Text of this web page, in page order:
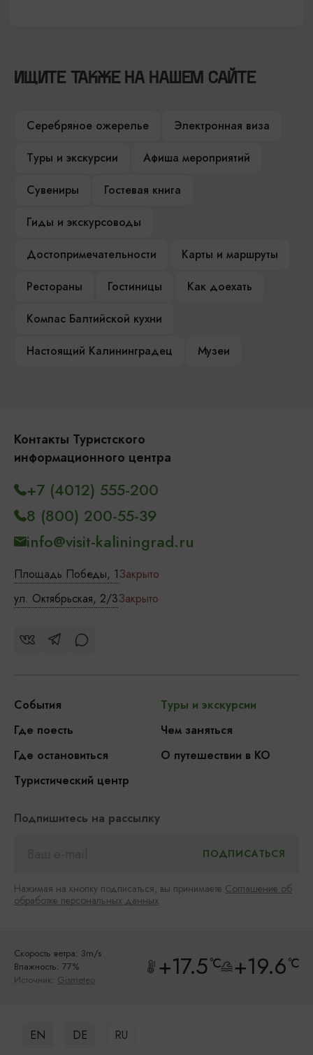
ИЩИТЕ ТАКЖЕ НА НАШЕМ САЙТЕ
Серебряное ожерелье
Электронная виза
Туры и экскурсии
Афиша мероприятий
Сувениры
Гостевая книга
Гиды и экскурсоводы
Достопримечательности
Карты и маршруты
Рестораны
Гостиницы
Как доехать
Компас Балтийской кухни
Настоящий Калининградец
Музеи
Контакты Туристского
информационного центра
Площадь Победы, 1Закрыто
ул. Октябрьская, 2/3Закрыто
+7 (4012) 555-200
8 (800) 200-55-39
info@visit-kaliningrad.ru
События
Туры и экскурсии
Где поесть
Чем заняться
Где остановиться
О путешествии в КО
Туристический центр
Подпишитесь на рассылку
Нажимая на кнопку подписаться, вы принимаете Соглашение об
обработке персональных данных
Скорость ветра: 3m/s
Влажность: 77%
Источник: Gismeteo +17.5°C +19.6°C
EN DE RU